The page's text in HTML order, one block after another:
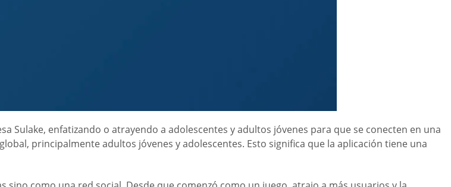
Sulake, enfatizando o atrayendo a adolescentes y adultos jóvenes para que se conecten en una
principalmente adultos jóvenes y adolescentes. Esto significa que la aplicación tiene una